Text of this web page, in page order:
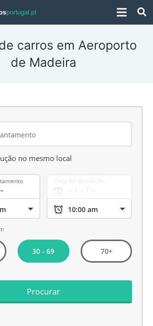
carros em Aeroporto
de Madeira
no mesmo local
30 - 69 70+
Procurar